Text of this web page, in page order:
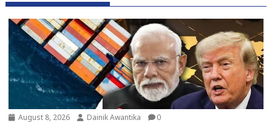
August 8, 2026 Dainik Awantika 0